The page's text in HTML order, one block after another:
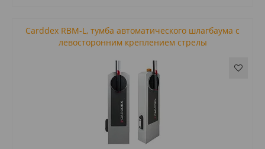
Carddex RBM-L, тумба автоматического шлагбаума с
левосторонним креплением стрелы